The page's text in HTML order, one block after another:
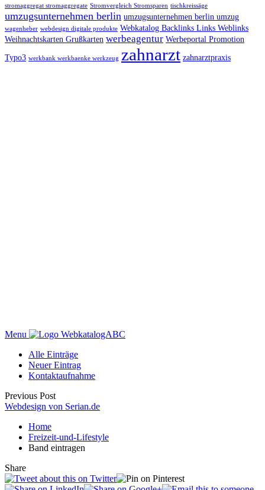
stromaggregat stromaggregate Stromvergleich Stromsparen tischkreissäge
umzugsunternehmen berlin umzugsunternehmen berlin umzug
wagenheber webdesign digitale produkte Webkatalog Backlinks Links Weblinks
Weihnachtskarten Grußkarten werbeagentur Werbeportal Promotion
Typo3 werkbank werkbaenke werkzeug zahnarzt zahnarztpraxis
Menu
WebkatalogABC
Alle Einträge
Neuer Eintrag
Kontaktaufnahme
Previous Post
Webdesign von Serian.de
Home
Freizeit-und-Lifestyle
Band eintragen
Share